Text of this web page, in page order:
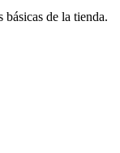
básicas de la tienda.